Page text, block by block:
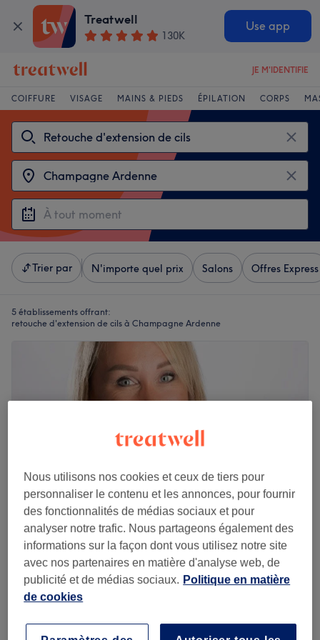
Treatwell
130K
Use app
JE M'IDENTIFIE
COIFFURE VISAGE MAINS & PIEDS ÉPILATION CORPS
Trier par N'importe quel prix Salons Offres Express
5 établissements offrant:
retouche d'extension de cils à Champagne Ardenne
Ongles Angel
5,0
117 avis
Chalons-sur-Marne, Champagne Ardenne
Montrer sur la carte
15 min
10 €
Nous utilisons nos cookies et ceux de tiers pour
personnaliser le contenu et les annonces, pour fournir
des fonctionnalités de médias sociaux et pour
analyser notre trafic. Nous partageons également des
informations sur la façon dont vous utilisez notre site
avec nos partenaires en matière d'analyse web, de
publicité et de médias sociaux. Politique en matière
de cookies